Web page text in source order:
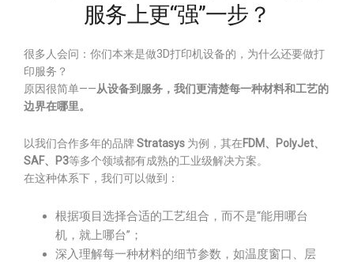
服务上更“强”一步？
很多人会问：你们本来是做3D打印机设备的，为什么还要做打
印服务？
原因很简单——从设备到服务，我们更清楚每一种材料和工艺的
边界在哪里。
以我们合作多年的品牌 Stratasys 为例，其在FDM、PolyJet、
SAF、P3等多个领域都有成熟的工业级解决方案。
在这种体系下，我们可以做到：
根据项目选择合适的工艺组合，而不是“能用哪台
机，就上哪台”；
深入理解每一种材料的细节参数，如温度窗口、层